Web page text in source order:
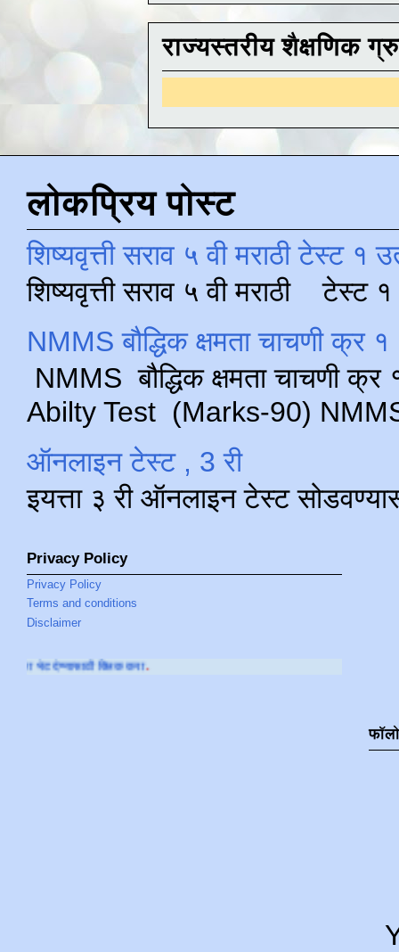
राज्यस्तरीय शैक्षणिक
लोकप्रिय पोस्ट
शिष्यवृत्ती सराव ५ वी मराठी टेस्ट १
शिष्यवृत्ती सराव ५ वी मराठी टेस्ट
NMMS बौद्धिक क्षमता चाचणी क्र
NMMS बौद्धिक क्षमता चाचणी
Abilty Test (Marks-90) NMMS
ऑनलाइन टेस्ट , 3 री
इयत्ता ३ री ऑनलाइन टेस्ट
Privacy Policy
Privacy Policy
Terms and conditions
Disclaimer
क्लिक करा.